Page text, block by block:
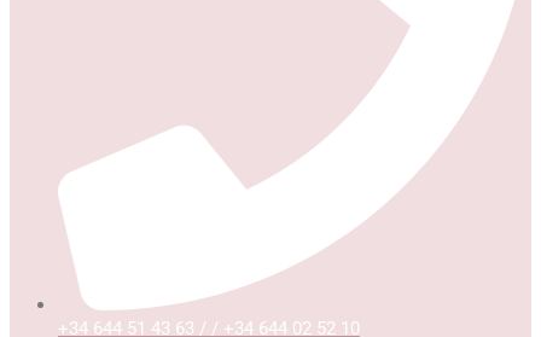
+34 644 51 43 63 / / +34 644 02 52 10